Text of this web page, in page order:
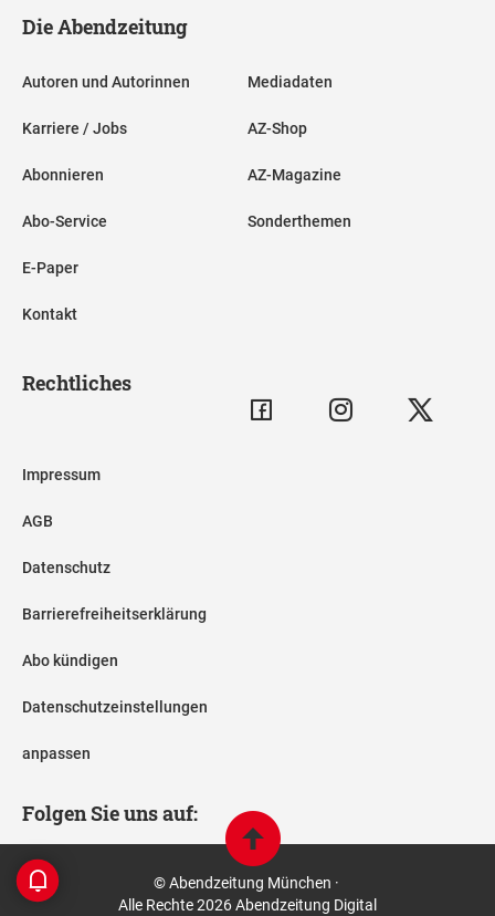
Die Abendzeitung
Autoren und Autorinnen
Karriere / Jobs
Abonnieren
Abo-Service
E-Paper
Kontakt
Mediadaten
AZ-Shop
AZ-Magazine
Sonderthemen
Rechtliches
Impressum
AGB
Datenschutz
Barrierefreiheitserklärung
Abo kündigen
Datenschutzeinstellungen
anpassen
Folgen Sie uns auf:
© Abendzeitung München ·
Alle Rechte 2026 Abendzeitung Digital